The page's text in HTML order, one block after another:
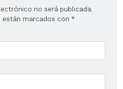
no será publicada.
marcados con *